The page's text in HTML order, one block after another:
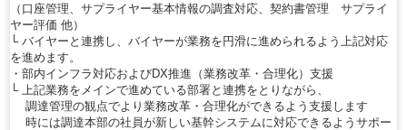
（口座管理、サプライヤー基本情報の調査対応、契約書管理 サプライ
ヤー評価 他）
└ バイヤーと連携し、バイヤーが業務を円滑に進められるよう上記対応
を進めます。
・部内インフラ対応およびDX推進（業務改革・合理化）支援
└ 上記業務をメインで進めている部署と連携をとりながら、
調達管理の観点でより業務改革・合理化ができるよう支援します
時には調達本部の社員が新しい基幹システムに対応できるようサポー